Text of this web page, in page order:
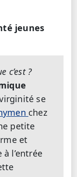
jeunes
c’est ?
se
chez
petite
et
l’entrée